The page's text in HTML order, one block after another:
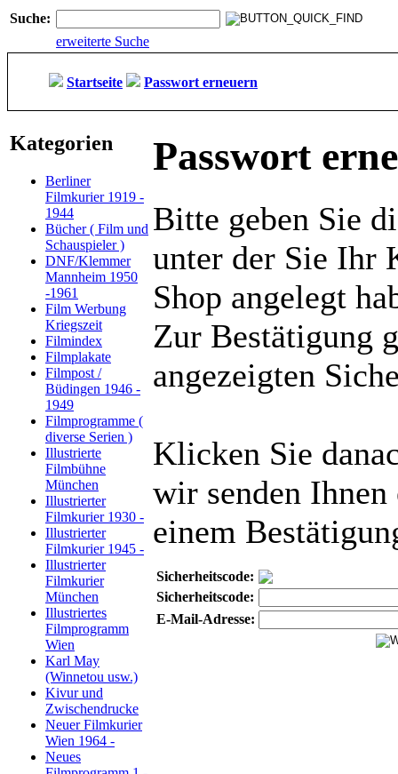
Suche:
erweiterte Suche
Startseite Passwort erneuern
Kategorien
Berliner
Filmkurier 1919 -
1944
Bücher ( Film und
Schauspieler )
DNF/Klemmer
Mannheim 1950
-1961
Film Werbung
Kriegszeit
Filmindex
Filmplakate
Filmpost /
Büdingen 1946 -
1949
Filmprogramme (
diverse Serien )
Illustrierte
Filmbühne
München
Illustrierter
Filmkurier 1930 -
Illustrierter
Filmkurier 1945 -
Illustrierter
Filmkurier
München
Illustriertes
Filmprogramm
Wien
Karl May
(Winnetou usw.)
Kivur und
Zwischendrucke
Neuer Filmkurier
Wien 1964 -
Neues
Passwort
Bitte geben Sie
unter der Sie Ihr
Shop angelegt
Zur Bestätigung
angezeigten
Klicken Sie
wir senden
einem
Sicherheitscode:
Sicherheitscode:
E-Mail-Adresse: